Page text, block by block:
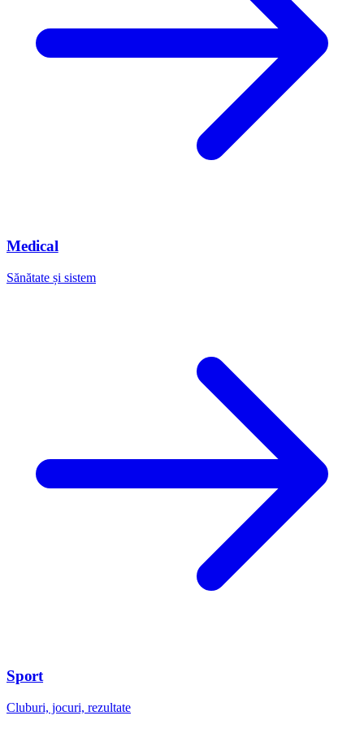
Medical
Sănătate și sistem
Sport
Cluburi, jocuri, rezultate